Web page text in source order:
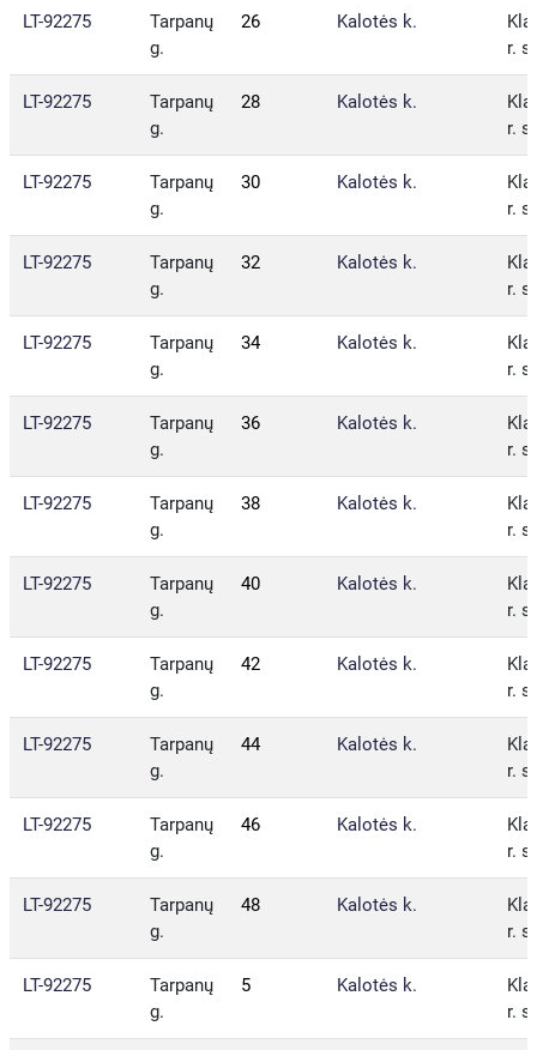
LT-92275
Tarpanų
g.
26 Kalotės k.
r.
LT-92275
Tarpanų
g.
28 Kalotės k.
r.
LT-92275
Tarpanų
g.
30 Kalotės k.
r.
LT-92275
Tarpanų
g.
32 Kalotės k.
r.
LT-92275
Tarpanų
g.
34 Kalotės k.
r.
LT-92275
Tarpanų
g.
36 Kalotės k.
r.
LT-92275
Tarpanų
g.
38 Kalotės k.
r.
LT-92275
Tarpanų
g.
40 Kalotės k.
r.
LT-92275
Tarpanų
g.
42 Kalotės k.
r.
LT-92275
Tarpanų
g.
44 Kalotės k.
r.
LT-92275
Tarpanų
g.
46 Kalotės k.
r.
LT-92275
Tarpanų
g.
48 Kalotės k.
r.
LT-92275
Tarpanų
g.
5 Kalotės k.
r.